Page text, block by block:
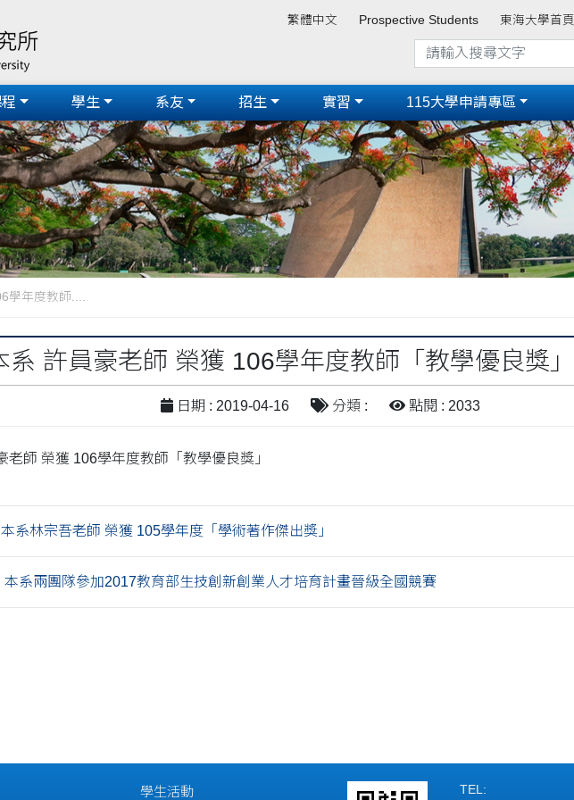
繁體中文 Prospective Students 東海大學首頁
學生 系友 招生 實習 115大學申請專區
學年度教師....
系 許員豪老師 榮獲 106學年度教師「教學優良獎」
日期 : 2019-04-16 分類 : 點閱 : 2033
老師 榮獲 106學年度教師「教學優良獎」
系林宗吾老師 榮獲 105學年度「學術著作傑出獎」
本系兩團隊參加2017教育部生技創新創業人才培育計畫晉級全國競賽
學生活動 TEL: